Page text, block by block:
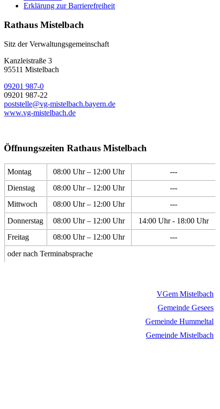
Erklärung zur Barrierefreiheit
Rathaus Mistelbach
Sitz der Verwaltungsgemeinschaft
Kanzleistraße 3
95511 Mistelbach
09201 987-0
09201 987-22
poststelle@vg-mistelbach.bayern.de
www.vg-mistelbach.de
Öffnungszeiten Rathaus Mistelbach
Montag 08:00 Uhr – 12:00 Uhr
---
Dienstag
08:00 Uhr – 12:00 Uhr
---
Mittwoch
08:00 Uhr – 12:00 Uhr
---
Donnerstag
08:00 Uhr – 12:00 Uhr
14:00 Uhr - 18:00 Uhr
Freitag
08:00 Uhr – 12:00 Uhr
---
oder nach Terminabsprache
VGem Mistelbach
Gemeinde Gesees
Gemeinde Hummeltal
Gemeinde Mistelbach